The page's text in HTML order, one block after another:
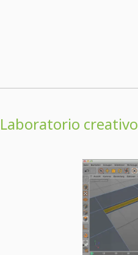
Laboratorio creativo